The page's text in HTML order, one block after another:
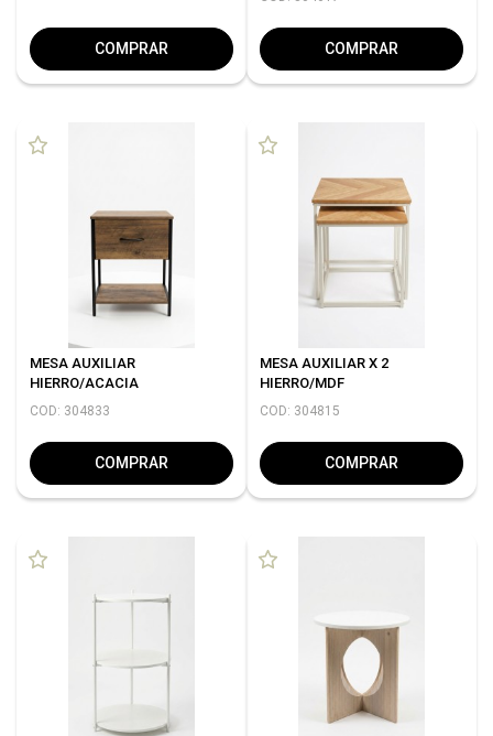
COMPRAR COMPRAR
MESA AUXILIAR
HIERRO/ACACIA
COD: 304833
COMPRAR
MESA AUXILIAR X 2
HIERRO/MDF
COD: 304815
COMPRAR